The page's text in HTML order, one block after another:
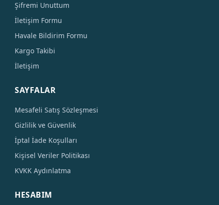
Şifremi Unuttum
İletişim Formu
Havale Bildirim Formu
Kargo Takibi
İletişim
SAYFALAR
Mesafeli Satış Sözleşmesi
Gizlilik ve Güvenlik
İptal İade Koşulları
Kişisel Veriler Politikası
KVKK Aydınlatma
HESABIM